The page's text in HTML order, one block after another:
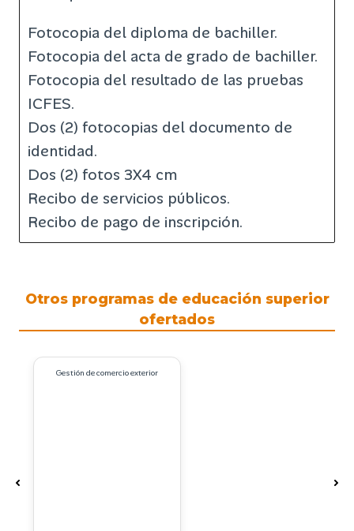
Fotocopia del diploma de bachiller.
Fotocopia del acta de grado de bachiller.
Fotocopia del resultado de las pruebas
ICFES.
Dos (2) fotocopias del documento de
identidad.
Dos (2) fotos 3X4 cm
Recibo de servicios públicos.
Recibo de pago de inscripción.
Otros programas de educación superior
ofertados
Gestión de comercio exterior